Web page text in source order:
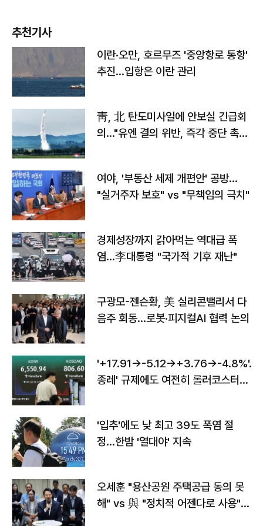
추천기사
이란·오만, 호르무즈 '중앙항로 통항'
추진…입항은 이란 관리
靑, 北 탄도미사일에 안보실 긴급회
의…"유엔 결의 위반, 즉각 중단 촉
여야, '부동산 세제 개편안' 공방…
"실거주자 보호" vs "무책임의 극치"
경제성장까지 갉아먹는 역대급 폭
염…李대통령 "국가적 기후 재난"
구광모-젠슨황, 美 실리콘밸리서 다
음주 회동…로봇·피지컬AI 협력 논의
'+17.91→-5.12→+3.76→-4.8%'…'
종레' 규제에도 여전히 롤러코스터
'입추'에도 낮 최고 39도 폭염 절
정…한밤 '열대야' 지속
오세훈 "용산공원 주택공급 동의 못
해" vs 與 "정치적 어젠다로 사용"